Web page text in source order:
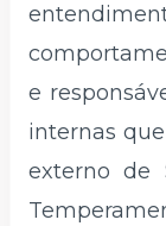
e
internas
externo de